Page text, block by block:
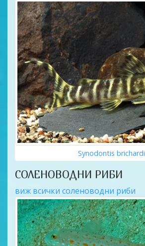
Synodontis brichardi
СОЛЕНОВОДНИ РИБИ
виж всички соленоводни риби